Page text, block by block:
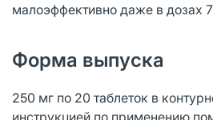
малоэффективно даже в дозах
Форма выпуска
250 мг по 20 таблеток в
инструкцией по применению